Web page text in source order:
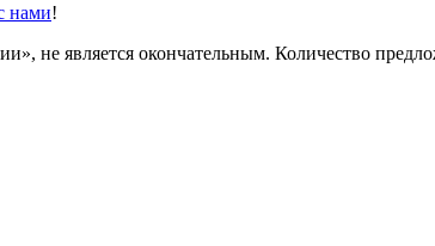
нами!
не является окончательным. Количество